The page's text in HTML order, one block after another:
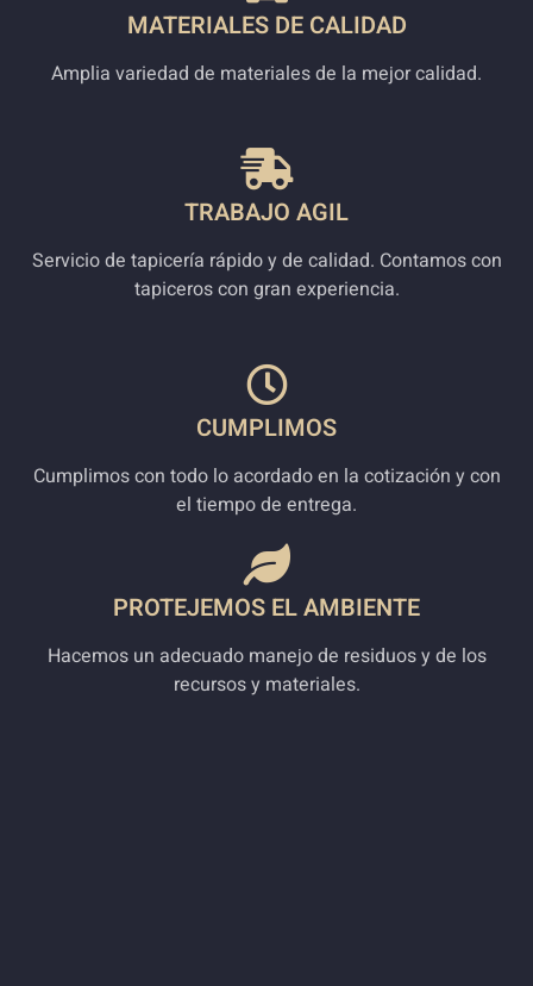
MATERIALES DE CALIDAD
Amplia variedad de materiales de la mejor calidad.
TRABAJO AGIL
Servicio de tapicería rápido y de calidad. Contamos con
tapiceros con gran experiencia.
CUMPLIMOS
Cumplimos con todo lo acordado en la cotización y con
el tiempo de entrega.
PROTEJEMOS EL AMBIENTE
Hacemos un adecuado manejo de residuos y de los
recursos y materiales.